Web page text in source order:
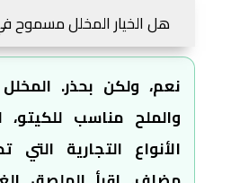
هل الخيار المخلل مسموح
نعم، ولكن بحذر.
والملح مناسب
الأنواع التجارية